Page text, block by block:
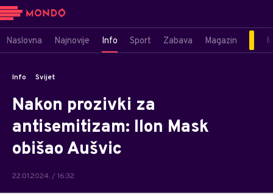
Naslovna Najnovije Info Sport Zabava Magazin
Info Svijet
Nakon prozivki za
antisemitizam: Ilon Mask
obišao Aušvic
22.01.2024. / 16:32